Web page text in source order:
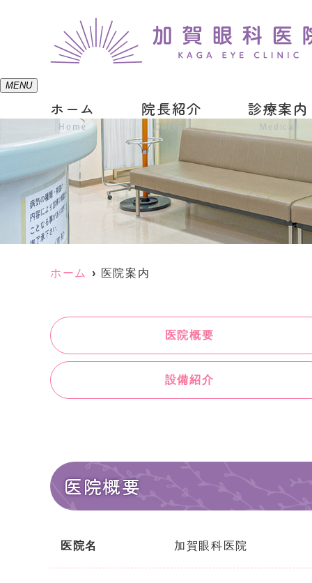
MENU
ホーム
Home
院長紹介
Doctor
診療案内
Medical
ホーム 医院案内
医院概要
設備紹介
医院概要
医院名 加賀眼科医院